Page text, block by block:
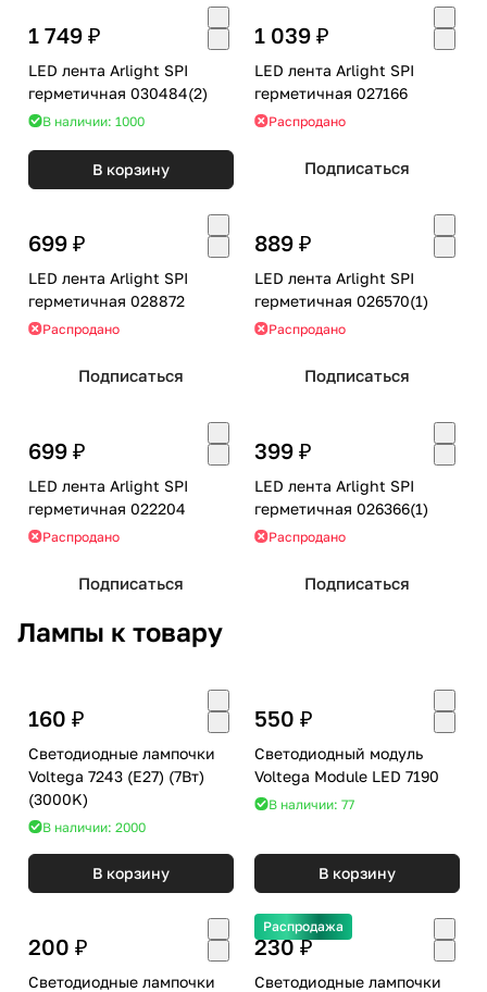
1 749 ₽
LED лента Arlight SPI
герметичная 030484(2)
В наличии: 1000
В корзину
1 039 ₽
LED лента Arlight SPI
герметичная 027166
Распродано
Подписаться
699 ₽
LED лента Arlight SPI
герметичная 028872
Распродано
Подписаться
889 ₽
LED лента Arlight SPI
герметичная 026570(1)
Распродано
Подписаться
699 ₽
LED лента Arlight SPI
герметичная 022204
Распродано
Подписаться
399 ₽
LED лента Arlight SPI
герметичная 026366(1)
Распродано
Подписаться
Лампы к товару
160 ₽
Светодиодные лампочки
Voltega 7243 (E27) (7Вт)
(3000K)
В наличии: 2000
В корзину
550 ₽
Светодиодный модуль
Voltega Module LED 7190
В наличии: 77
В корзину
200 ₽
Светодиодные лампочки
Распродажа
230 ₽
Светодиодные лампочки